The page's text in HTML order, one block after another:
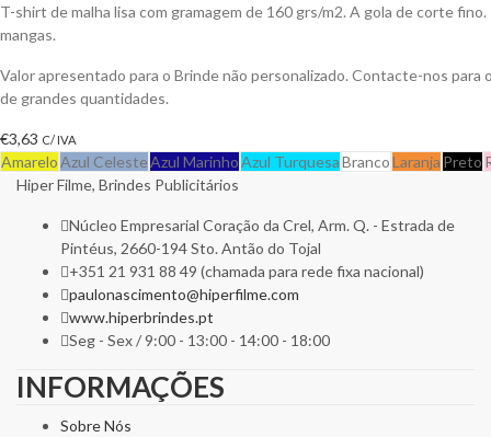
T-shirt de malha lisa com gramagem de 160 grs/m2. A gola de corte
mangas.
Valor apresentado para o Brinde não personalizado. Contacte-nos
de grandes quantidades.
€3,63 C/ IVA
AmareloAzul CelesteAzul MarinhoAzul TurquesaBrancoLaranja Preto
Hiper Filme, Brindes Publicitários
Núcleo Empresarial Coração da Crel, Arm. Q. - Estrada de
Pintéus, 2660-194 Sto. Antão do Tojal
+351 21 931 88 49 (chamada para rede fixa nacional)
paulonascimento@hiperfilme.com
www.hiperbrindes.pt
Seg - Sex / 9:00 - 13:00 - 14:00 - 18:00
INFORMAÇÕES
Sobre Nós